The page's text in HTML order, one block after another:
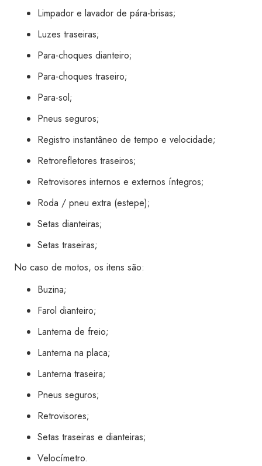
Limpador e lavador de pára-brisas;
Luzes traseiras;
Para-choques dianteiro;
Para-choques traseiro;
Para-sol;
Pneus seguros;
Registro instantâneo de tempo e velocidade;
Retrorefletores traseiros;
Retrovisores internos e externos íntegros;
Roda / pneu extra (estepe);
Setas dianteiras;
Setas traseiras;
No caso de motos, os itens são:
Buzina;
Farol dianteiro;
Lanterna de freio;
Lanterna na placa;
Lanterna traseira;
Pneus seguros;
Retrovisores;
Setas traseiras e dianteiras;
Velocímetro.